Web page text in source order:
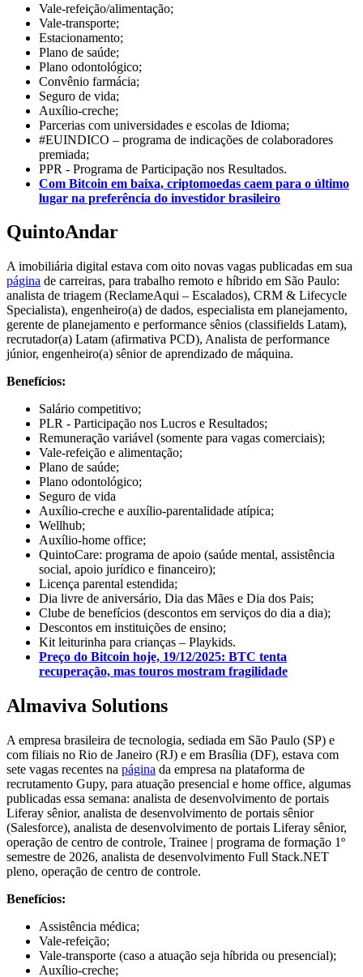
Vale-refeição/alimentação;
Vale-transporte;
Estacionamento;
Plano de saúde;
Plano odontológico;
Convênio farmácia;
Seguro de vida;
Auxílio-creche;
Parcerias com universidades e escolas de Idioma;
#EUINDICO – programa de indicações de colaboradores
premiada;
PPR - Programa de Participação nos Resultados.
Com Bitcoin em baixa, criptomoedas caem para o último
lugar na preferência do investidor brasileiro
QuintoAndar
A imobiliária digital estava com oito novas vagas publicadas em sua
página de carreiras, para trabalho remoto e híbrido em São Paulo:
analista de triagem (ReclameAqui – Escalados), CRM & Lifecycle
Specialista), engenheiro(a) de dados, especialista em planejamento,
gerente de planejamento e performance sênios (classifields Latam),
recrutador(a) Latam (afirmativa PCD), Analista de performance
júnior, engenheiro(a) sênior de aprendizado de máquina.
Benefícios:
Salário competitivo;
PLR - Participação nos Lucros e Resultados;
Remuneração variável (somente para vagas comerciais);
Vale-refeição e alimentação;
Plano de saúde;
Plano odontológico;
Seguro de vida
Auxílio-creche e auxílio-parentalidade atípica;
Wellhub;
Auxílio-home office;
QuintoCare: programa de apoio (saúde mental, assistência
social, apoio jurídico e financeiro);
Licença parental estendida;
Dia livre de aniversário, Dia das Mães e Dia dos Pais;
Clube de benefícios (descontos em serviços do dia a dia);
Descontos em instituições de ensino;
Kit leiturinha para crianças – Playkids.
Preço do Bitcoin hoje, 19/12/2025: BTC tenta
recuperação, mas touros mostram fragilidade
Almaviva Solutions
A empresa brasileira de tecnologia, sediada em São Paulo (SP) e
com filiais no Rio de Janeiro (RJ) e em Brasília (DF), estava com
sete vagas recentes na página da empresa na plataforma de
recrutamento Gupy, para atuação presencial e home office, algumas
publicadas essa semana: analista de desenvolvimento de portais
Liferay sênior, analista de desenvolvimento de portais sênior
(Salesforce), analista de desenvolvimento de portais Liferay sênior,
operação de centro de controle, Trainee | programa de formação 1º
semestre de 2026, analista de desenvolvimento Full Stack.NET
pleno, operação de centro de controle.
Benefícios:
Assistência médica;
Vale-refeição;
Vale-transporte (caso a atuação seja híbrida ou presencial);
Auxílio-creche;